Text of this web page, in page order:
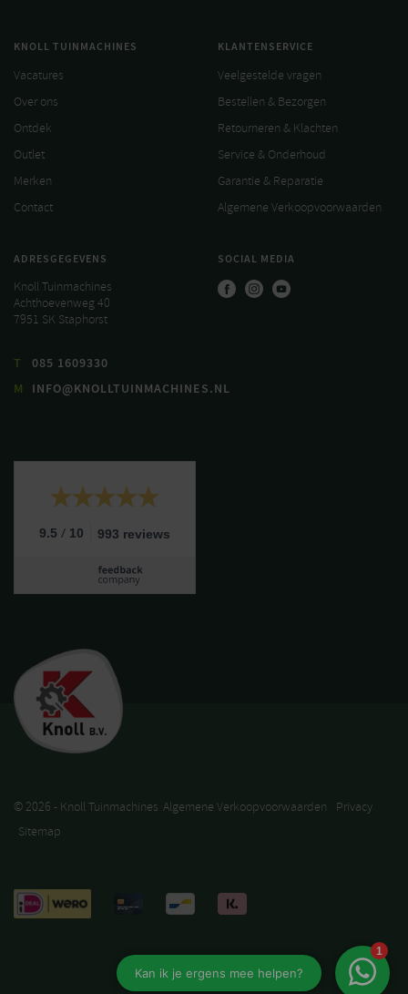
KNOLL TUINMACHINES
Vacatures
Over ons
Ontdek
Outlet
Merken
Contact
KLANTENSERVICE
Veelgestelde vragen
Bestellen & Bezorgen
Retourneren & Klachten
Service & Onderhoud
Garantie & Reparatie
Algemene Verkoopvoorwaarden
ADRESGEGEVENS
Knoll Tuinmachines
Achthoevenweg 40
7951 SK Staphorst
T
085 1609330
M
INFO@KNOLLTUINMACHINES.NL
SOCIAL MEDIA
9.5 / 10 993 reviews
© 2026 - Knoll Tuinmachines Algemene Verkoopvoorwaarden
Privacy
Sitemap